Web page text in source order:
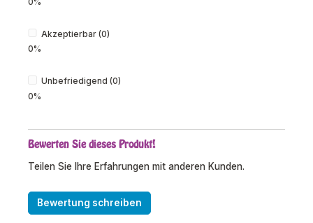
Akzeptierbar (0)
0%
Unbefriedigend (0)
0%
Bewerten Sie dieses Produkt!
Teilen Sie Ihre Erfahrungen mit anderen Kunden.
Bewertung schreiben